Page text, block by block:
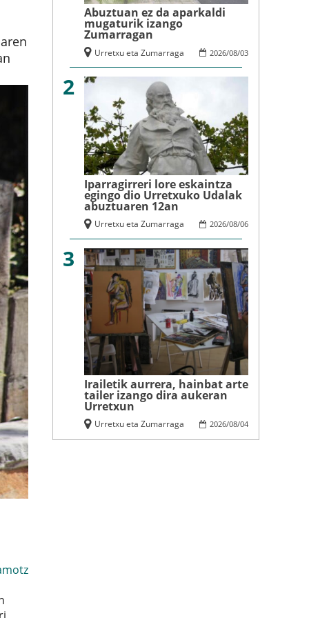
Abuztuan ez da aparkaldi
mugaturik izango
Zumarragan
2026/08/03
Urretxu eta Zumarraga
2
Iparragirreri lore eskaintza
egingo dio Urretxuko Udalak
abuztuaren 12an
2026/08/06
Urretxu eta Zumarraga
3
Irailetik aurrera, hainbat arte
tailer izango dira aukeran
Urretxun
2026/08/04
Urretxu eta Zumarraga